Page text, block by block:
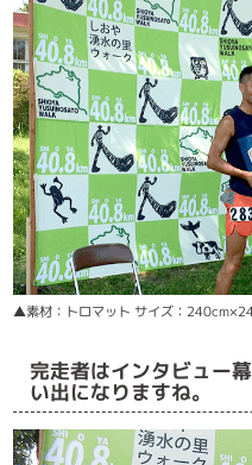
▲素材：トロマット サイズ：
完走者はインタビュー
い出になりますね。